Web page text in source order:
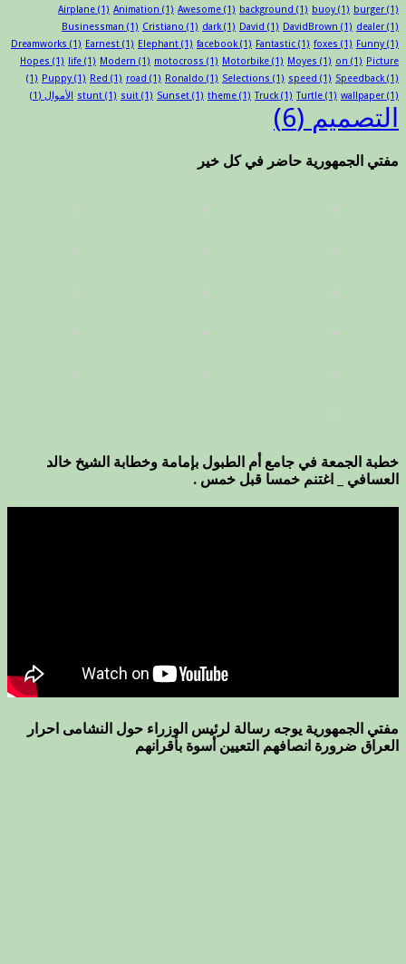
Airplane (1) Animation (1) Awesome (1) background (1) buoy (1) burger (1)
Businessman (1) Cristiano (1) dark(1) David (1) DavidBrown (1) dealer (1)
Dreamworks (1) Earnest (1) Elephant (1) facebook(1) Fantastic (1) foxes (1) Funny (1)
Hopes (1) life (1) Modern (1) motocross (1) Motorbike (1) Moyes (1) on (1) Picture
(1) Puppy (1) Red (1) road (1) Ronaldo (1) Selections (1) speed (1) Speedback(1)
stunt (1) suit (1) Sunset (1) theme (1) Truck(1) Turtle (1) wallpaper (1) الأموال (1)
التصميم (6)
مفتي الجمهورية حاضر في كل خير
خطبة الجمعة في جامع أم الطبول بإمامة وخطابة الشيخ خالد
العسافي _ اغتنم خمسا قبل خمس .
مفتي الجمهورية يوجه رسالة لرئيس الوزراء حول النشامى احرار
العراق ضرورة انصافهم التعيين أسوة بأقرانهم